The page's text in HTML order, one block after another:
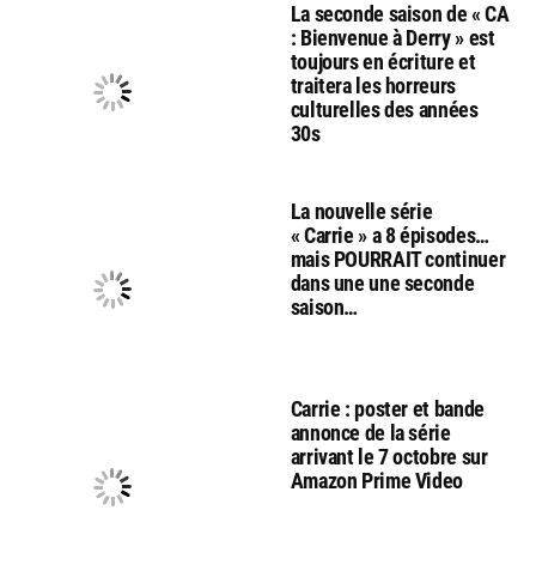
La seconde saison de « CA
: Bienvenue à Derry » est
toujours en écriture et
traitera les horreurs
culturelles des années
30s
La nouvelle série
« Carrie » a 8 épisodes…
mais POURRAIT continuer
dans une une seconde
saison…
Carrie : poster et bande
annonce de la série
arrivant le 7 octobre sur
Amazon Prime Video